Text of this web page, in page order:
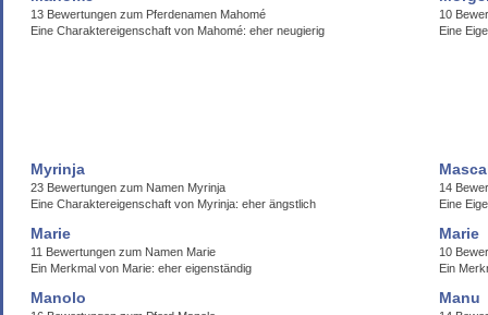
13 Bewertungen zum Pferdenamen Mahomé
Eine Charaktereigenschaft von Mahomé: eher neugierig
10
Eine
Myrinja
23 Bewertungen zum Namen Myrinja
Eine Charaktereigenschaft von Myrinja: eher ängstlich
14
Eine
Marie
11 Bewertungen zum Namen Marie
Ein Merkmal von Marie: eher eigenständig
Marie
10
Ein
Manolo Manu